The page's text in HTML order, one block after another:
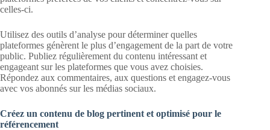
celles-ci.
Utilisez des outils d’analyse pour déterminer quelles
plateformes génèrent le plus d’engagement de la part de votre
public. Publiez régulièrement du contenu intéressant et
engageant sur les plateformes que vous avez choisies.
Répondez aux commentaires, aux questions et engagez-vous
avec vos abonnés sur les médias sociaux.
Créez un contenu de blog pertinent et optimisé pour le
référencement